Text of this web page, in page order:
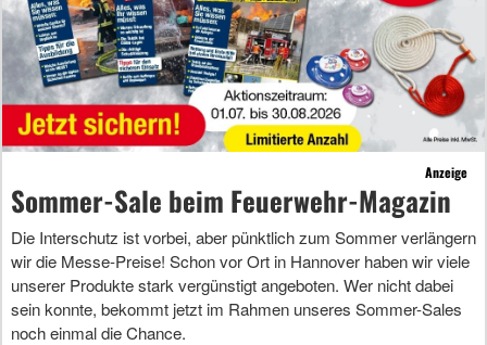
Anzeige
Sommer-Sale beim Feuerwehr-Magazin
Die Interschutz ist vorbei, aber pünktlich zum Sommer verlängern
wir die Messe-Preise! Schon vor Ort in Hannover haben wir viele
unserer Produkte stark vergünstigt angeboten. Wer nicht dabei
sein konnte, bekommt jetzt im Rahmen unseres Sommer-Sales
noch einmal die Chance.